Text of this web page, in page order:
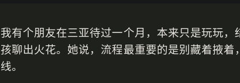
我有个朋友在三亚待过一个月，本来只是玩玩，
孩聊出火花。她说，流程最重要的是别藏着掖着
线。